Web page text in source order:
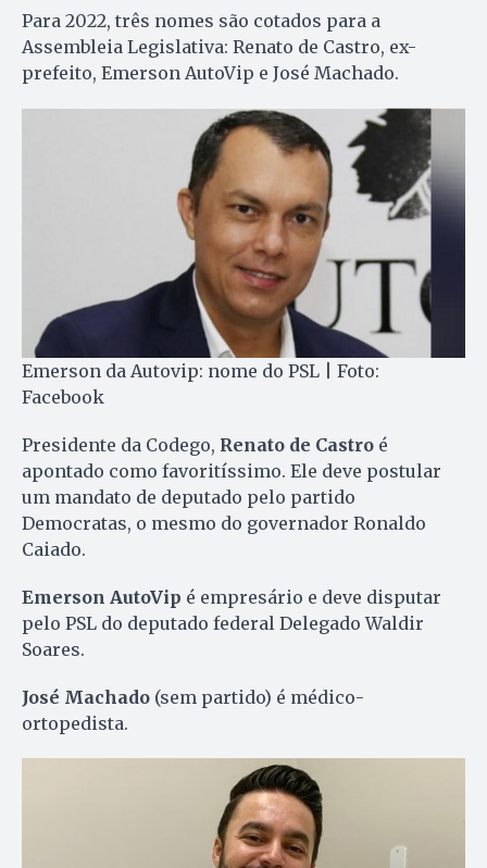
Para 2022, três nomes são cotados para a
Assembleia Legislativa: Renato de Castro, ex-
prefeito, Emerson AutoVip e José Machado.
Emerson da Autovip: nome do PSL | Foto:
Facebook
Presidente da Codego, Renato de Castro é
apontado como favoritíssimo. Ele deve postular
um mandato de deputado pelo partido
Democratas, o mesmo do governador Ronaldo
Caiado.
Emerson AutoVip é empresário e deve disputar
pelo PSL do deputado federal Delegado Waldir
Soares.
José Machado (sem partido) é médico-
ortopedista.